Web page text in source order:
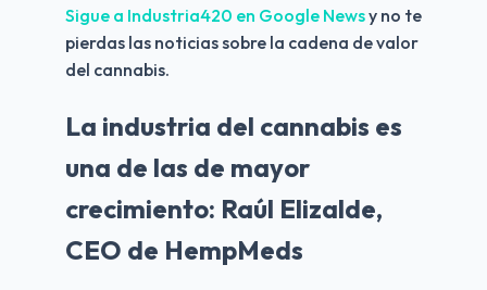
Sigue a Industria420 en Google News y no te
pierdas las noticias sobre la cadena de valor
del cannabis.
La industria del cannabis es
una de las de mayor
crecimiento: Raúl Elizalde,
CEO de HempMeds